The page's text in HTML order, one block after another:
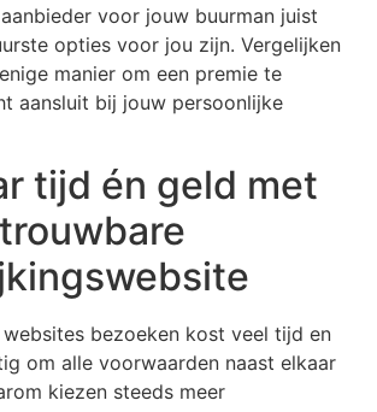
voor jouw buurman juist
opties voor jou zijn. Vergelijken
manier om een premie te
aansluit bij jouw persoonlijke
tijd én geld met
bezoeken kost veel tijd en
om alle voorwaarden naast elkaar
kiezen steeds meer